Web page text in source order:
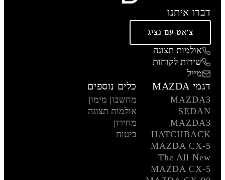
דברו איתנו
צ'אט עם נציג
אולמות תצוגה
שירות לקוחות
מייל
דגמי MAZDA
MAZDA3
SEDAN
MAZDA3
HATCHBACK
MAZDA CX-5
The All New
MAZDA CX-5
כלים נוספים
מחשבון מימון
אולמות תצוגה
מחירון
ביטוח